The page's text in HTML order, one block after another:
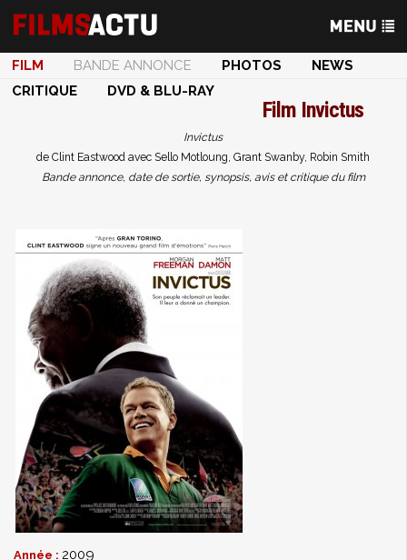
FILM BANDE ANNONCE PHOTOS
NEWS
CRITIQUE
DVD & BLU-RAY
Film Invictus
Invictus
de Clint Eastwood avec Sello Motloung, Grant Swanby, Robin Smith
Bande annonce, date de sortie, synopsis, avis et critique du film
Année : 2009